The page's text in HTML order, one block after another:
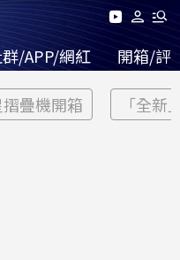
/APP/網紅 開箱/評
摺疊機開箱 「全新